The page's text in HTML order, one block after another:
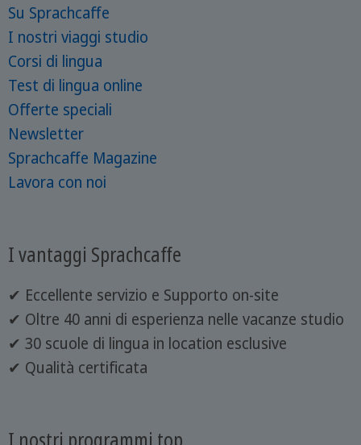
Su Sprachcaffe
I nostri viaggi studio
Corsi di lingua
Test di lingua online
Offerte speciali
Newsletter
Sprachcaffe Magazine
Lavora con noi
I vantaggi Sprachcaffe
✔ Eccellente servizio e Supporto on-site
✔ Oltre 40 anni di esperienza nelle vacanze studio
✔ 30 scuole di lingua in location esclusive
✔ Qualità certificata
I nostri programmi top